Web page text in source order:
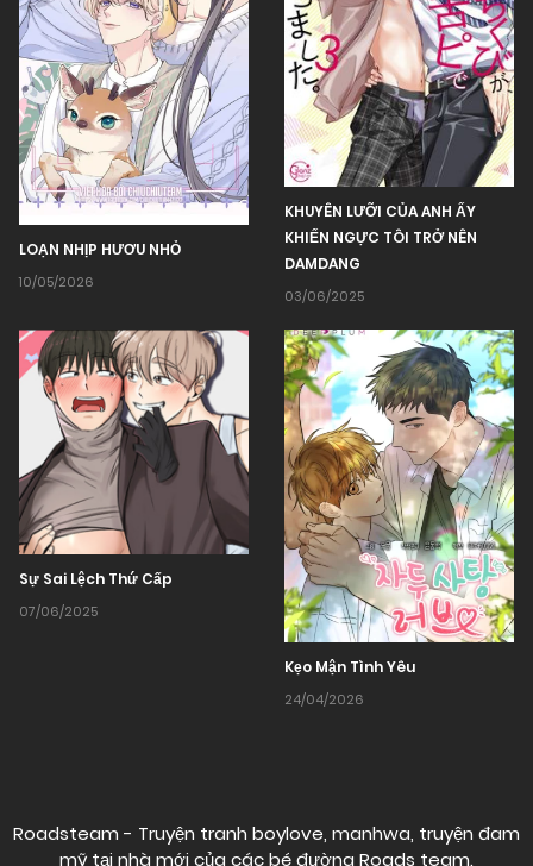
LOẠN NHỊP HƯƠU NHỎ
10/05/2026
KHUYÊN LƯỠI CỦA ANH ẤY
KHIẾN NGỰC TÔI TRỞ NÊN
DAMDANG
03/06/2025
Sự Sai Lệch Thứ Cấp
07/06/2025
Kẹo Mận Tình Yêu
24/04/2026
Roadsteam - Truyện tranh boylove, manhwa, truyện đam
mỹ tại nhà mới của các bé đường Roads team.